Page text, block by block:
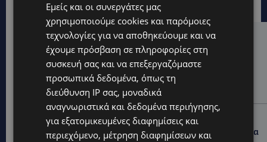
Hot this week
UPDATES
ΦΟΝΟΣ ΣΤΗΝ ΚΕΡΥΝΕΙΑ: Νεκρός 40χρονος – Επτά
συλλήψεις, ο ένας τραυματισμένος
UPDATES
ΛΑΡΝΑΚΑ: Παράπονα για την πρόσβαση στην παραλία
Εμείς και οι συνεργάτες μας
χρησιμοποιούμε cookies και παρόμοιες
τεχνολογίες για να αποθηκεύουμε και να
έχουμε πρόσβαση σε πληροφορίες στη
συσκευή σας και να επεξεργαζόμαστε
προσωπικά δεδομένα, όπως τη
διεύθυνση IP σας, μοναδικά
αναγνωριστικά και δεδομένα περιήγησης,
για εξατομικευμένες διαφημίσεις και
περιεχόμενο, μέτρηση διαφημίσεων και